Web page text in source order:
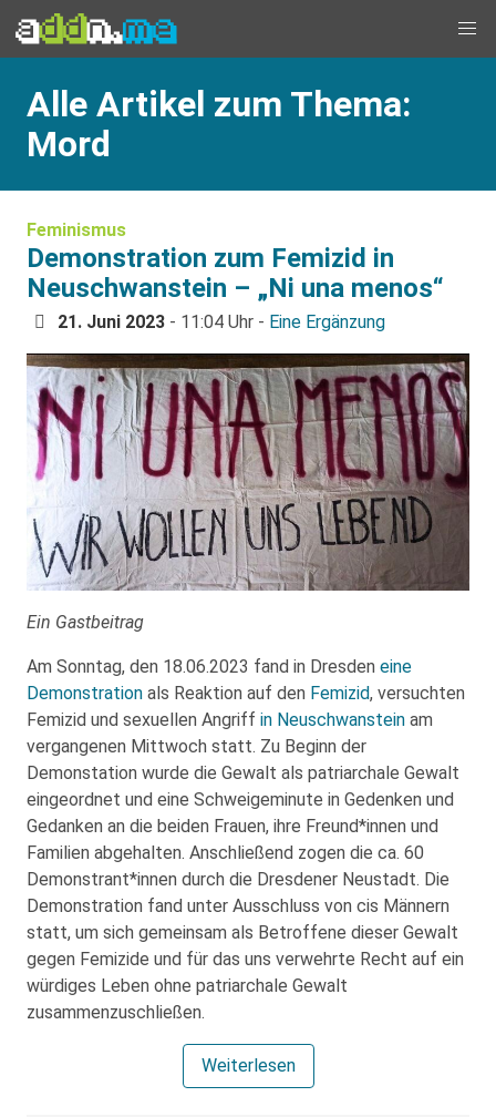
Alle Artikel zum Thema:
Mord
Feminismus
Demonstration zum Femizid in
Neuschwanstein – „Ni una menos“
21. Juni 2023 - 11:04 Uhr - Eine Ergänzung
Ein Gastbeitrag
Am Sonntag, den 18.06.2023 fand in Dresden eine
Demonstration als Reaktion auf den Femizid, versuchten
Femizid und sexuellen Angriff in Neuschwanstein am
vergangenen Mittwoch statt. Zu Beginn der
Demonstation wurde die Gewalt als patriarchale Gewalt
eingeordnet und eine Schweigeminute in Gedenken und
Gedanken an die beiden Frauen, ihre Freund*innen und
Familien abgehalten. Anschließend zogen die ca. 60
Demonstrant*innen durch die Dresdener Neustadt. Die
Demonstration fand unter Ausschluss von cis Männern
statt, um sich gemeinsam als Betroffene dieser Gewalt
gegen Femizide und für das uns verwehrte Recht auf ein
würdiges Leben ohne patriarchale Gewalt
zusammenzuschließen.
Weiterlesen